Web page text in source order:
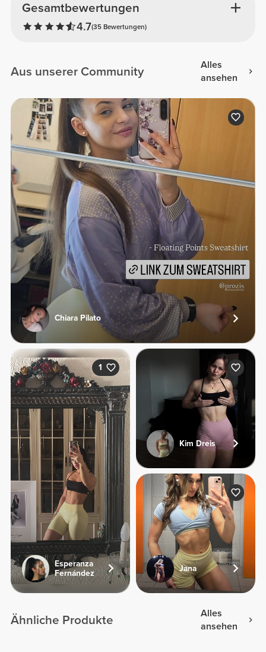
Gesamtbewertungen
4.7(35 Bewertungen)
Aus unserer Community
Alles
ansehen
Chiara Pilato
1
Esperanza
Fernández
Kim Dreis
Jana
Ähnliche Produkte
Alles
ansehen